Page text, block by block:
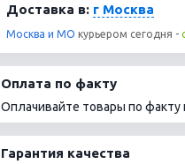
Доставка в: г Москва
Москва и МО курьером сегодня -
Оплата по факту
Оплачивайте товары по факту
Гарантия качества